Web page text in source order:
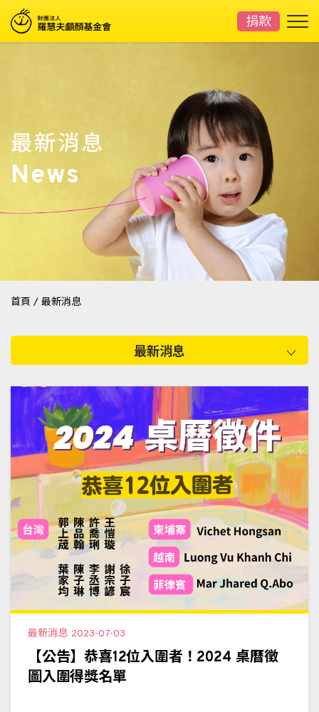
捐款
最新消息
News
首頁 / 最新消息
最新消息
最新消息 2023-07-03
【公告】恭喜12位入圍者！2024 桌曆徵
圖入圍得獎名單